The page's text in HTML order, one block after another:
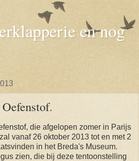
en nog
die afgelopen zomer in Parijs
vanaf 26 oktober 2013 tot en met 2
in het Breda's Museum.
zien, die bij deze tentoonstelling